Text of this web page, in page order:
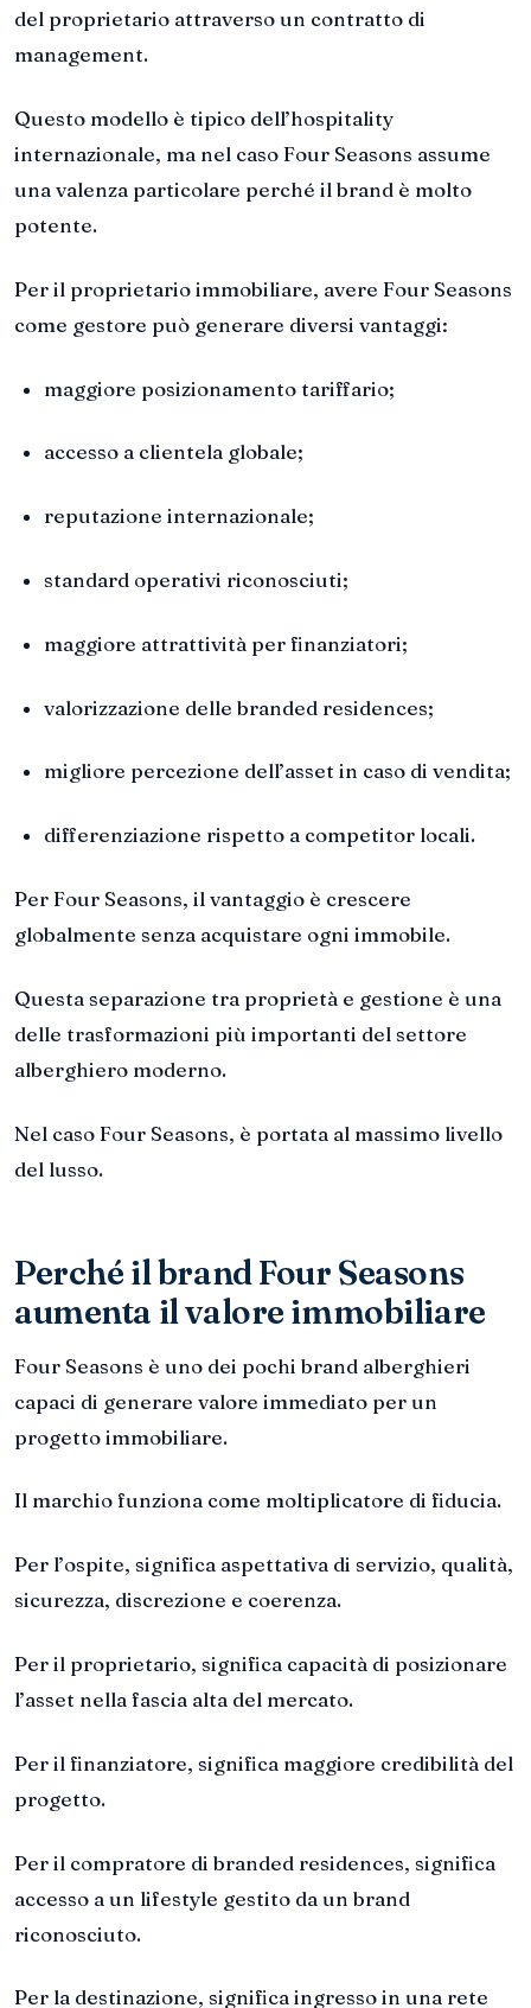
del proprietario attraverso un contratto di
management.
Questo modello è tipico dell’hospitality
internazionale, ma nel caso Four Seasons assume
una valenza particolare perché il brand è molto
potente.
Per il proprietario immobiliare, avere Four Seasons
come gestore può generare diversi vantaggi:
maggiore posizionamento tariffario;
accesso a clientela globale;
reputazione internazionale;
standard operativi riconosciuti;
maggiore attrattività per finanziatori;
valorizzazione delle branded residences;
migliore percezione dell’asset in caso di vendita;
differenziazione rispetto a competitor locali.
Per Four Seasons, il vantaggio è crescere
globalmente senza acquistare ogni immobile.
Questa separazione tra proprietà e gestione è una
delle trasformazioni più importanti del settore
alberghiero moderno.
Nel caso Four Seasons, è portata al massimo livello
del lusso.
Perché il brand Four Seasons
aumenta il valore immobiliare
Four Seasons è uno dei pochi brand alberghieri
capaci di generare valore immediato per un
progetto immobiliare.
Il marchio funziona come moltiplicatore di fiducia.
Per l’ospite, significa aspettativa di servizio, qualità,
sicurezza, discrezione e coerenza.
Per il proprietario, significa capacità di posizionare
l’asset nella fascia alta del mercato.
Per il finanziatore, significa maggiore credibilità del
progetto.
Per il compratore di branded residences, significa
accesso a un lifestyle gestito da un brand
riconosciuto.
Per la destinazione, significa ingresso in una rete